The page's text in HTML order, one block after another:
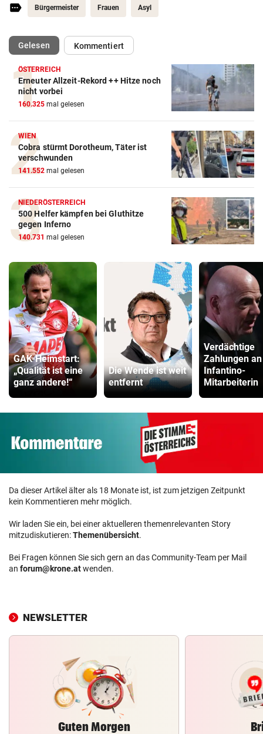
Bürgermeister Frauen Asyl
Gelesen(ausgewählt)Kommentiert
ÖSTERREICH
Erneuter Allzeit-Rekord ++ Hitze noch
nicht vorbei
160.325 mal gelesen
WIEN
Cobra stürmt Dorotheum, Täter ist
verschwunden
141.552 mal gelesen
NIEDERÖSTERREICH
500 Helfer kämpfen bei Gluthitze
gegen Inferno
140.731 mal gelesen
GAK-Heimstart:
„Qualität ist eine
ganz andere!“
Die Wende ist weit
entfernt
Verdächtige
Zahlungen an
Infantino-
Mitarbeiterin
Da dieser Artikel älter als 18 Monate ist, ist zum jetzigen Zeitpunkt
kein Kommentieren mehr möglich.
Wir laden Sie ein, bei einer aktuelleren themenrelevanten Story
mitzudiskutieren:Themenübersicht.
Bei Fragen können Sie sich gern an das Community-Team per Mail
an forum@krone.atwenden.
NEWSLETTER
Guten Morgen